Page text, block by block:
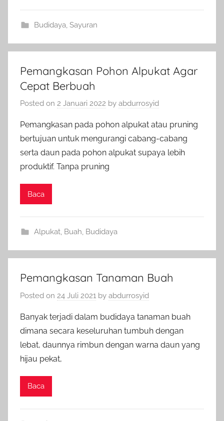
Budidaya Sayuran
Pemangkasan Pohon Alpukat Agar
Cepat Berbuah
Posted on 2 Januari 2022 by abdurrosyid
Pemangkasan pada pohon alpukat atau pruning
bertujuan untuk mengurangi cabang-cabang
serta daun pada pohon alpukat supaya lebih
produktif. Tanpa pruning
Baca
Alpukat, Buah, Budidaya
Pemangkasan Tanaman Buah
Posted on 24 Juli 2021 by abdurrosyid
Banyak terjadi dalam budidaya tanaman buah
dimana secara keseluruhan tumbuh dengan
lebat, daunnya rimbun dengan warna daun yang
hijau pekat,
Baca